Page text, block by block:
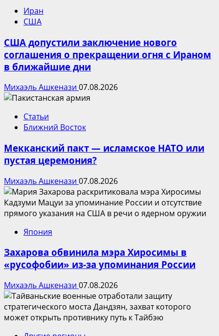
Иран
США
США допустили заключение нового
соглашения о прекращении огня с Ираном
в ближайшие дни
Михаэль Ашкенази 07.08.2026
Статьи
Ближний Восток
Мекканский пакт — исламское НАТО или
пустая церемония?
Михаэль Ашкенази 07.08.2026
Япония
Захарова обвинила мэра Хиросимы в
«русофобии» из-за упоминания России
Михаэль Ашкенази 07.08.2026